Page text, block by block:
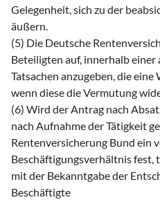
Gelegenheit, sich zu der
äußern.
(5) Die Deutsche
Beteiligten auf, innerhalb einer
Tatsachen anzugeben, die eine
wenn diese die Vermutung
(6) Wird der Antrag nach
nach Aufnahme der Tätigkeit
Rentenversicherung Bund ein
Beschäftigungsverhältnis
mit der Bekanntgabe der
Beschäftigte